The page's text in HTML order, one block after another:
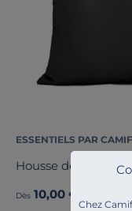
Chez
ESSENTIELS PAR CAMIF
Housse de coussin
Dès 10,00 €